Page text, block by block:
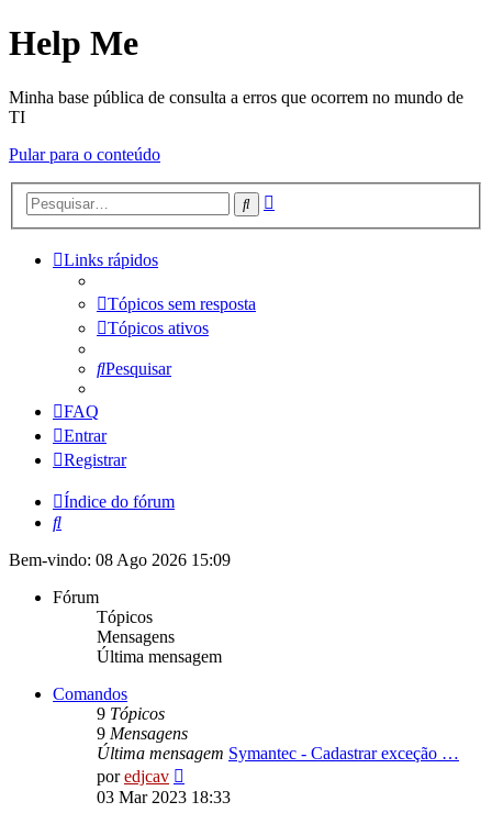
Help Me
Minha base pública de consulta a erros que ocorrem no mundo de
TI
Pular para o conteúdo
Pesquisar
Links rápidos
Tópicos sem resposta
Tópicos ativos
Pesquisar
FAQ
Entrar
Registrar
Índice do fórum
Pesquisar
Bem-vindo: 08 Ago 2026 15:09
Fórum
Tópicos
Mensagens
Última mensagem
Comandos
9 Tópicos
9 Mensagens
Última mensagem Symantec - Cadastrar exceção …
poredjcav
última
03 Mar 2023 18:33